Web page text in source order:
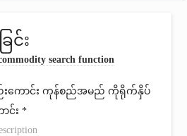
င်း
search function
ည်းကောင်း ကုန်စည်အမည် ကိုရိုက်နှိပ်
င်း *